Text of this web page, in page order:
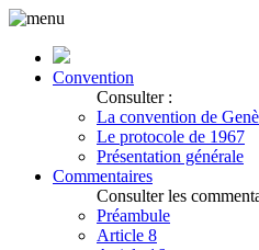
Convention
Consulter :
La convention de
Le protocole de 1967
Présentation générale
Commentaires
Consulter les
Préambule
Article 8